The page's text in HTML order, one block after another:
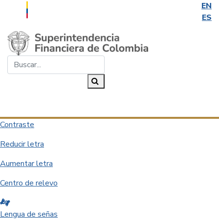
EN
ES
Saltar al contenido principal
Contraste
Reducir letra
Aumentar letra
Centro de relevo
Lengua de señas